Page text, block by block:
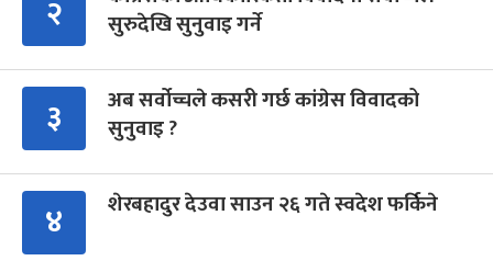
२
सुरुदेखि सुनुवाइ गर्ने
३
अब सर्वोच्चले कसरी गर्छ कांग्रेस विवादको
सुनुवाइ ?
४ शेरबहादुर देउवा साउन २६ गते स्वदेश फर्किने